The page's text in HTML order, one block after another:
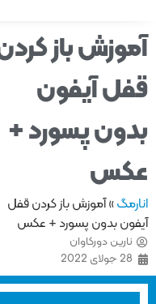
باز کردن
آیفون
پسورد +
»آموزش باز کردن قفل
بدون پسورد + عکس
نارین دورکاوان
28 جولای 2022